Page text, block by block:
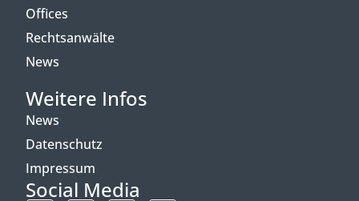
Offices
Rechtsanwälte
News
Weitere Infos
News
Datenschutz
Impressum
Social Media